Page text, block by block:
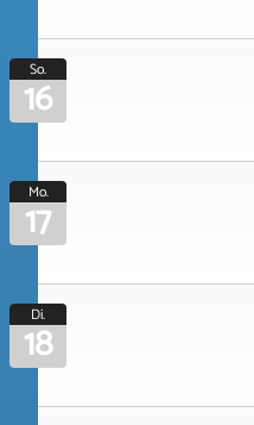
So.
16
Mo.
17
Di.
18